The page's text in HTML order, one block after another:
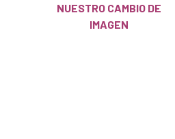
NUESTRO CAMBIO DE
IMAGEN